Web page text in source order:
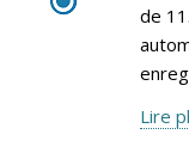
de
Lire